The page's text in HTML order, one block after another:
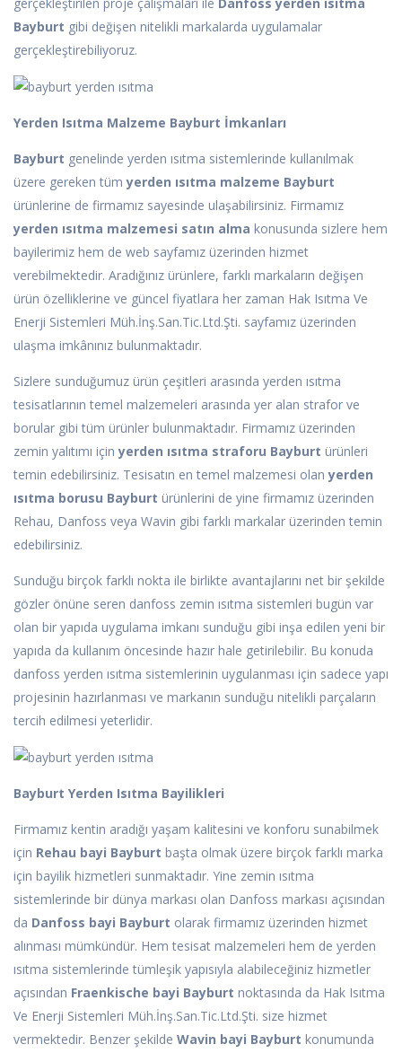
Bayburt gibi değişen nitelikli markalarda uygulamalar
gerçekleştirebiliyoruz.
Yerden Isıtma Malzeme Bayburt İmkanları
Bayburt genelinde yerden ısıtma sistemlerinde kullanılmak
üzere gereken tümyerden ısıtma malzeme Bayburt
ürünlerine de firmamız sayesinde ulaşabilirsiniz. Firmamız
yerden ısıtma malzemesi satın alma konusunda sizlere hem
bayilerimiz hem de web sayfamız üzerinden hizmet
verebilmektedir. Aradığınız ürünlere, farklı markaların değişen
ürün özelliklerine ve güncel fiyatlara her zaman Hak Isıtma Ve
Enerji Sistemleri Müh.İnş.San.Tic.Ltd.Şti. sayfamız üzerinden
ulaşma imkânınız bulunmaktadır.
Sizlere sunduğumuz ürün çeşitleri arasında yerden ısıtma
tesisatlarının temel malzemeleri arasında yer alan strafor ve
borular gibi tüm ürünler bulunmaktadır. Firmamız üzerinden
zemin yalıtımı içinyerden ısıtma straforu Bayburt ürünleri
temin edebilirsiniz. Tesisatın en temel malzemesi olanyerden
ısıtma borusu Bayburt ürünlerini de yine firmamız üzerinden
Rehau, Danfoss veya Wavin gibi farklı markalar üzerinden temin
edebilirsiniz.
Sunduğu birçok farklı nokta ile birlikte avantajlarını net bir şekilde
gözler önüne seren danfoss zemin ısıtma sistemleri bugün var
olan bir yapıda uygulama imkanı sunduğu gibi inşa edilen yeni bir
yapıda da kullanım öncesinde hazır hale getirilebilir. Bu konuda
danfoss yerden ısıtma sistemlerinin uygulanması için sadece yapı
projesinin hazırlanması ve markanın sunduğu nitelikli parçaların
tercih edilmesi yeterlidir.
Bayburt Yerden Isıtma Bayilikleri
Firmamız kentin aradığı yaşam kalitesini ve konforu sunabilmek
için Rehau bayi Bayburt başta olmak üzere birçok farklı marka
için bayilik hizmetleri sunmaktadır. Yine zemin ısıtma
sistemlerinde bir dünya markası olan Danfoss markası açısından
da Danfoss bayi Bayburt olarak firmamız üzerinden hizmet
alınması mümkündür. Hem tesisat malzemeleri hem de yerden
ısıtma sistemlerinde tümleşik yapısıyla alabileceğiniz hizmetler
açısından Fraenkische bayi Bayburt noktasında da Hak Isıtma
Ve Enerji Sistemleri Müh.İnş.San.Tic.Ltd.Şti. size hizmet
vermektedir. Benzer şekilde Wavin bayi Bayburt konumunda